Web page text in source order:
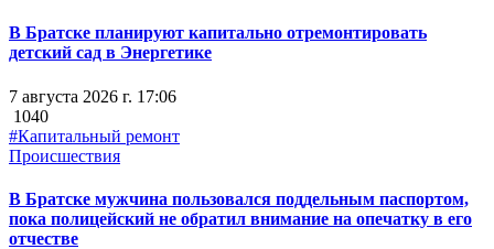
В Братске планируют капитально отремонтировать
детский сад в Энергетике
7 августа 2026 г. 17:06
1040
#Капитальный ремонт
Происшествия
В Братске мужчина пользовался поддельным паспортом,
пока полицейский не обратил внимание на опечатку в его
отчестве